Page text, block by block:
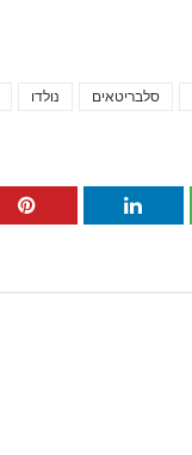
נולדו סלבריטאים